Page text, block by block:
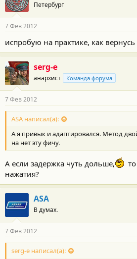
Петербург
7 Фев 2012
испробую на практике, как
serg-e
анархист Команда форума
7 Фев 2012
ASA написал(а):
А я привык и адаптировался. Метод
на нет эту фичу.
А если задержка чуть дольше,
нажатия?
ASA
В думах.
7 Фев 2012
serg-e написал(а):